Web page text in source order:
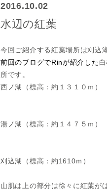
2016.10.02
水辺の紅葉
今回ご紹介する紅葉場所は刈込
前回のブログでRinが紹介した
所です。
西ノ湖（標高：約１３１０ｍ）
湯ノ湖（標高：約１４７５ｍ）
刈込湖（標高：約1610ｍ）
山肌は上の部分は徐々に紅葉が